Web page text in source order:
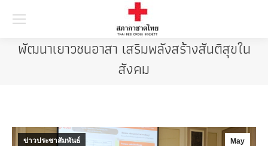
พัฒนาเยาวชนอาสา เสริมพลังสร้างสันติสุขใน
สังคม
May
ข่าวประชาสัมพันธ์